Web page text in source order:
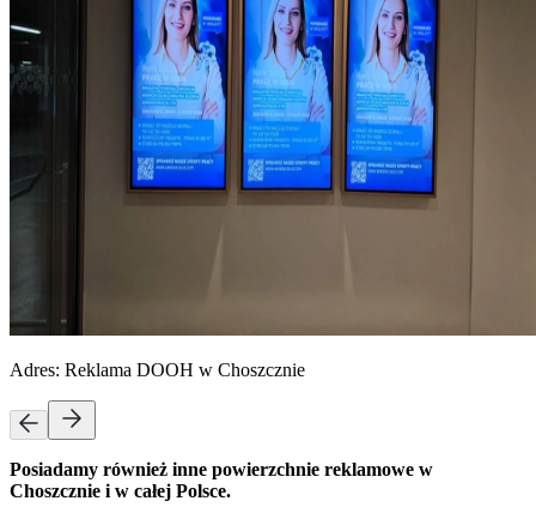
Adres: Reklama DOOH w Choszcznie
Posiadamy również inne powierzchnie reklamowe w
Choszcznie i w całej Polsce.